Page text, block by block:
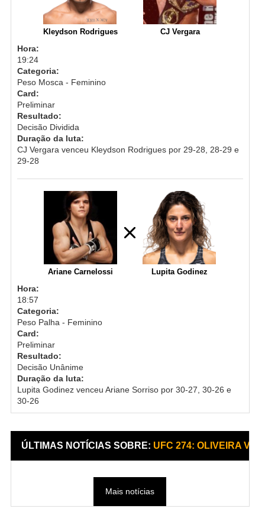
Kleydson Rodrigues CJ Vergara
Hora:
19:24
Categoria:
Peso Mosca - Feminino
Card:
Preliminar
Resultado:
Decisão Dividida
Duração da luta:
CJ Vergara venceu Kleydson Rodrigues por 29-28, 28-29 e
29-28
Ariane Carnelossi Lupita Godinez
Hora:
18:57
Categoria:
Peso Palha - Feminino
Card:
Preliminar
Resultado:
Decisão Unânime
Duração da luta:
Lupita Godinez venceu Ariane Sorriso por 30-27, 30-26 e
30-26
ÚLTIMAS NOTÍCIAS SOBRE: UFC 274: OLIVEIRA VS
Mais notícias